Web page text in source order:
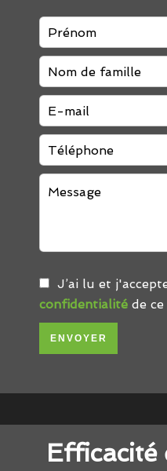
J’ai lu et
confidentialité de
ENVOYER
Efficacité